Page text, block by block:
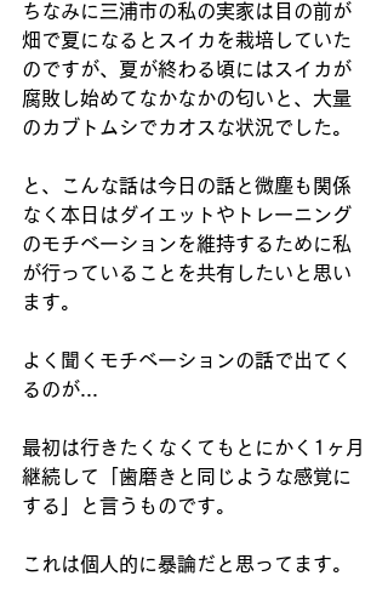
ちなみに三浦市の私の実家は目の前が
畑で夏になるとスイカを栽培していた
のですが、夏が終わる頃にはスイカが
腐敗し始めてなかなかの匂いと、大量
のカブトムシでカオスな状況でした。
と、こんな話は今日の話と微塵も関係
なく本日はダイエットやトレーニング
のモチベーションを維持するために私
が行っていることを共有したいと思い
ます。
よく聞くモチベーションの話で出てく
るのが...
最初は行きたくなくてもとにかく1ヶ月
継続して「歯磨きと同じような感覚に
する」と言うものです。
これは個人的に暴論だと思ってます。